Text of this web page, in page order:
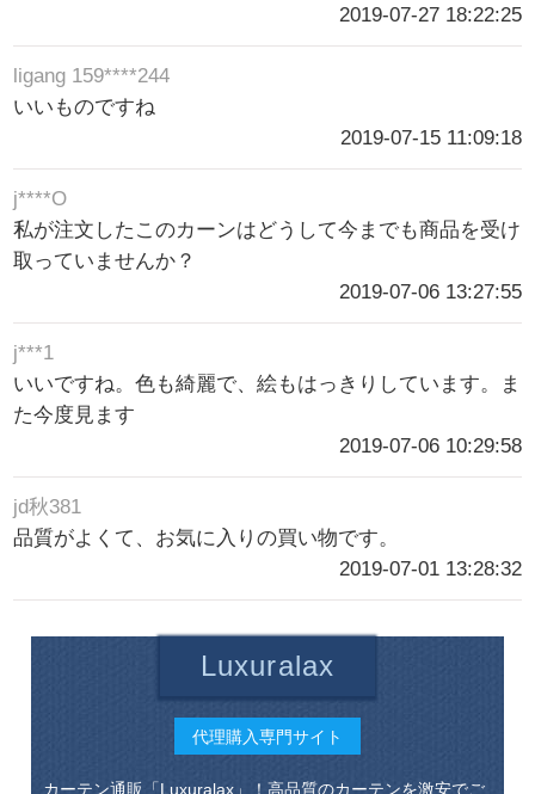
2019-07-27 18:22:25
ligang 159****244
いいものですね
2019-07-15 11:09:18
j****O
私が注文したこのカーンはどうして今までも商品を受け
取っていませんか？
2019-07-06 13:27:55
j***1
いいですね。色も綺麗で、絵もはっきりしています。ま
た今度見ます
2019-07-06 10:29:58
jd秋381
品質がよくて、お気に入りの買い物です。
2019-07-01 13:28:32
Luxuralax
代理購入専門サイト
カーテン通販「Luxuralax」！高品質のカーテンを激安でご